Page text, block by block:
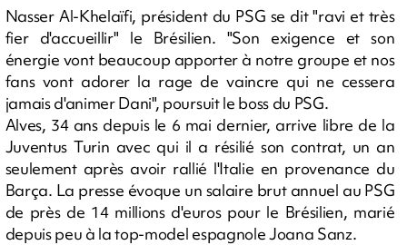
Nasser Al-Khelaïfi, président du PSG se dit "ravi et très
fier d'accueillir" le Brésilien. "Son exigence et son
énergie vont beaucoup apporter à notre groupe et nos
fans vont adorer la rage de vaincre qui ne cessera
jamais d'animer Dani", poursuit le boss du PSG.
Alves, 34 ans depuis le 6 mai dernier, arrive libre de la
Juventus Turin avec qui il a résilié son contrat, un an
seulement après avoir rallié l'Italie en provenance du
Barça. La presse évoque un salaire brut annuel au PSG
de près de 14 millions d'euros pour le Brésilien, marié
depuis peu à la top-model espagnole Joana Sanz.